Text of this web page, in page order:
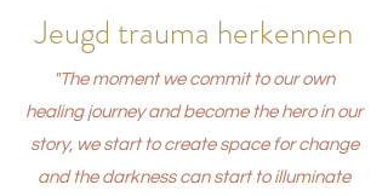
Jeugd trauma herkennen
"The moment we commit to our own
healing journey and become the hero in our
story, we start to create space for change
and the darkness can start to illuminate